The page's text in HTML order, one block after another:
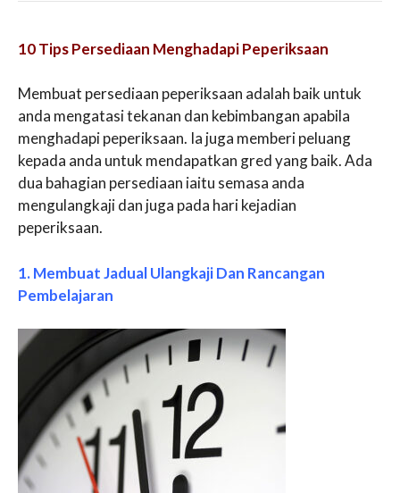
10 Tips Persediaan Menghadapi Peperiksaan
Membuat persediaan peperiksaan adalah baik untuk
anda mengatasi tekanan dan kebimbangan apabila
menghadapi peperiksaan. Ia juga memberi peluang
kepada anda untuk mendapatkan gred yang baik. Ada
dua bahagian persediaan iaitu semasa anda
mengulangkaji dan juga pada hari kejadian
peperiksaan.
1. Membuat Jadual Ulangkaji Dan Rancangan
Pembelajaran